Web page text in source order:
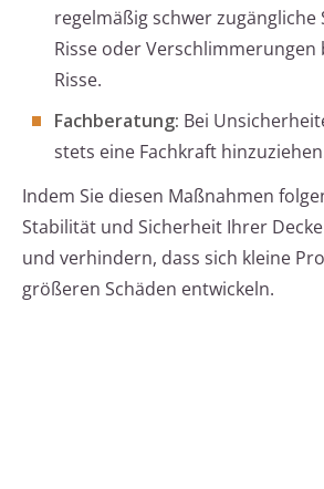
regelmäßig schwer zugängliche
Risse oder
Risse.
Fachberatung: Bei
stets eine Fachkraft
Indem Sie diesen Maßnahmen
Stabilität und Sicherheit Ihrer
und verhindern, dass sich kleine
größeren Schäden entwickeln.